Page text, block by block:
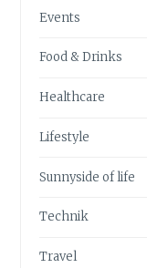
Events
Food & Drinks
Healthcare
Lifestyle
Sunnyside of life
Technik
Travel